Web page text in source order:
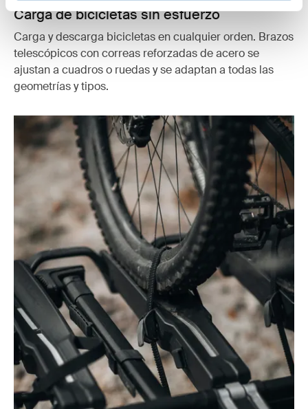
Carga de bicicletas sin esfuerzo
Carga y descarga bicicletas en cualquier orden. Brazos
telescópicos con correas reforzadas de acero se
ajustan a cuadros o ruedas y se adaptan a todas las
geometrías y tipos.